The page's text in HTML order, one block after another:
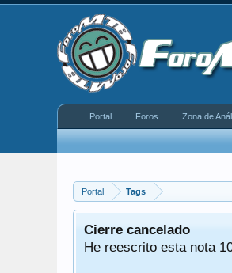
Portal Tags
Cierre cancelado
He reescrito esta nota
Portal Foros Zona de